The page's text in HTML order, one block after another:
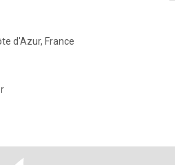
d'Azur, France